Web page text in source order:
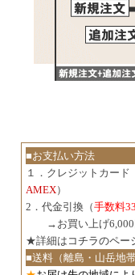
■お支払い方法
１．クレジットカード
AMEX）
2．代金引換（手数料
→お買い上げ
★詳細は コチラのペー
■送料（離島・山岳地